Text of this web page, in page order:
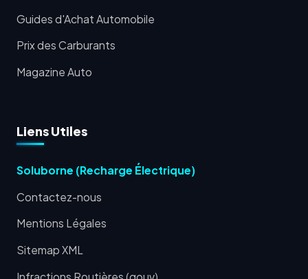
Guides d'Achat Automobile
Prix des Carburants
Magazine Auto
Liens Utiles
Soluborne (Recharge Électrique)
Contactez-nous
Mentions Légales
Sitemap XML
Infractions Routières (gouv)